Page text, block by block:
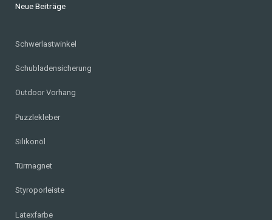
Neue Beiträge
Schwerlastwinkel
Schubladensicherung
Outdoor Vorhang
Puzzlekleber
Silikonöl
Türmagnet
Styroporleiste
Latexfarbe